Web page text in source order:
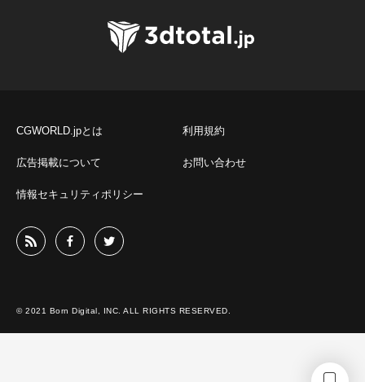
CGWORLD.jpとは 利用規約
広告掲載について お問い合わせ
情報セキュリティポリシー
© 2021 Born Digital, INC. ALL RIGHTS RESERVED.